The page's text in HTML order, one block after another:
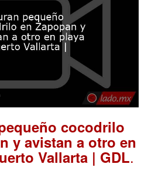
cocodrilo
y avistan a otro en
Vallarta | GDL.